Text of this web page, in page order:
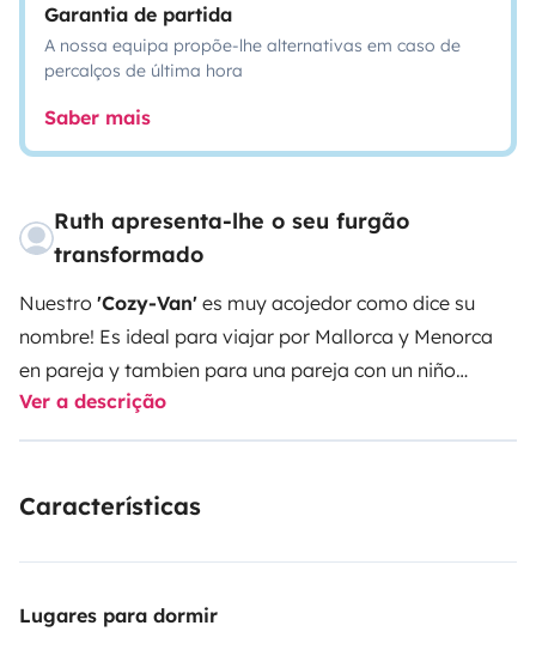
Garantia de partida
A nossa equipa propõe-lhe alternativas em caso de
percalços de última hora
Saber mais
Ruth apresenta-lhe o seu furgão
transformado
Nuestro 'Cozy-Van' es muy acojedor como dice su
nombre! Es ideal para viajar por Mallorca y Menorca
en pareja y tambien para una pareja con un niño
porque' hay una cama superior ademas de una grande
cama inferior ! Es facil de conducir debido a sus
reducido, acoge todo lo necesario para pasar
que no muchos vehiculos de este tamaño pueden
Ver a descrição
Características
Lugares para dormir